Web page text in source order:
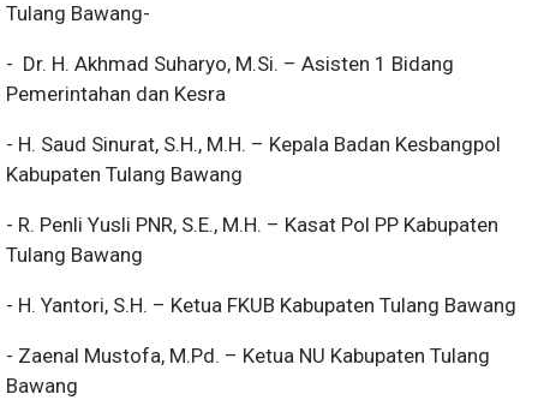
Tulang Bawang-
- Dr. H. Akhmad Suharyo, M.Si. – Asisten 1 Bidang
Pemerintahan dan Kesra
- H. Saud Sinurat, S.H., M.H. – Kepala Badan Kesbangpol
Kabupaten Tulang Bawang
- R. Penli Yusli PNR, S.E., M.H. – Kasat Pol PP Kabupaten
Tulang Bawang
- H. Yantori, S.H. – Ketua FKUB Kabupaten Tulang Bawang
- Zaenal Mustofa, M.Pd. – Ketua NU Kabupaten Tulang
Bawang